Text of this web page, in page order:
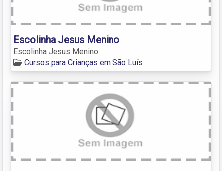
Escolinha Jesus Menino
Escolinha Jesus Menino
Cursos para Crianças em São Luís